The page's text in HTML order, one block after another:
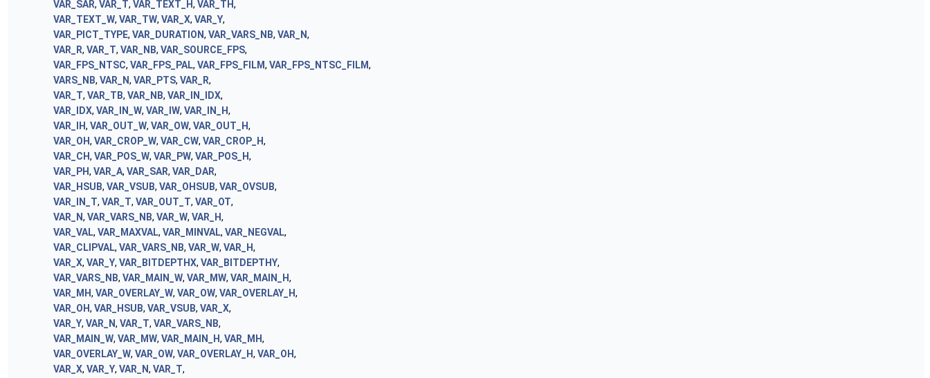
VAR_SAR, VAR_T, VAR_TEXT_H, VAR_TH,
VAR_TEXT_W, VAR_TW, VAR_X, VAR_Y,
VAR_PICT_TYPE, VAR_DURATION, VAR_VARS_NB, VAR_N,
VAR_R, VAR_T, VAR_NB, VAR_SOURCE_FPS,
VAR_FPS_NTSC, VAR_FPS_PAL, VAR_FPS_FILM, VAR_FPS_NTSC_FILM,
VARS_NB, VAR_N, VAR_PTS, VAR_R,
VAR_T, VAR_TB, VAR_NB, VAR_IN_IDX,
VAR_IDX, VAR_IN_W, VAR_IW, VAR_IN_H,
VAR_IH, VAR_OUT_W, VAR_OW, VAR_OUT_H,
VAR_OH, VAR_CROP_W, VAR_CW, VAR_CROP_H,
VAR_CH, VAR_POS_W, VAR_PW, VAR_POS_H,
VAR_PH, VAR_A, VAR_SAR, VAR_DAR,
VAR_HSUB, VAR_VSUB, VAR_OHSUB, VAR_OVSUB,
VAR_IN_T, VAR_T, VAR_OUT_T, VAR_OT,
VAR_N, VAR_VARS_NB, VAR_W, VAR_H,
VAR_VAL, VAR_MAXVAL, VAR_MINVAL, VAR_NEGVAL,
VAR_CLIPVAL, VAR_VARS_NB, VAR_W, VAR_H,
VAR_X, VAR_Y, VAR_BITDEPTHX, VAR_BITDEPTHY,
VAR_VARS_NB, VAR_MAIN_W, VAR_MW, VAR_MAIN_H,
VAR_MH, VAR_OVERLAY_W, VAR_OW, VAR_OVERLAY_H,
VAR_OH, VAR_HSUB, VAR_VSUB, VAR_X,
VAR_Y, VAR_N, VAR_T, VAR_VARS_NB,
VAR_MAIN_W, VAR_MW, VAR_MAIN_H, VAR_MH,
VAR_OVERLAY_W, VAR_OW, VAR_OVERLAY_H, VAR_OH,
VAR_X, VAR_Y, VAR_N, VAR_T,